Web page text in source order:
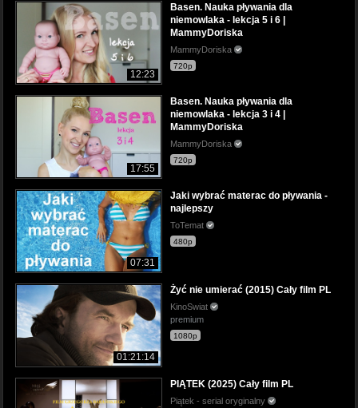
12:23
Basen. Nauka pływania dla
niemowlaka - lekcja 5 i 6 |
MammyDoriska
MammyDoriska
720p
17:55
Basen. Nauka pływania dla
niemowlaka - lekcja 3 i 4 |
MammyDoriska
MammyDoriska
720p
07:31
Jaki wybrać materac do pływania -
najlepszy
ToTemat
480p
01:21:14
Żyć nie umierać (2015) Cały film PL
KinoSwiat
premium
1080p
PIĄTEK (2025) Cały film PL
Piątek - serial oryginalny